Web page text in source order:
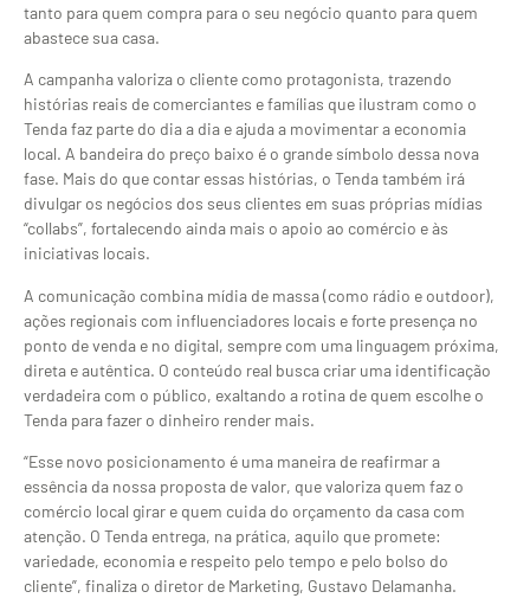
tanto para quem compra para o seu negócio quanto para quem
abastece sua casa.
A campanha valoriza o cliente como protagonista, trazendo
histórias reais de comerciantes e famílias que ilustram como o
Tenda faz parte do dia a dia e ajuda a movimentar a economia
local. A bandeira do preço baixo é o grande símbolo dessa nova
fase. Mais do que contar essas histórias, o Tenda também irá
divulgar os negócios dos seus clientes em suas próprias mídias
“collabs”, fortalecendo ainda mais o apoio ao comércio e às
iniciativas locais.
A comunicação combina mídia de massa (como rádio e outdoor),
ações regionais com influenciadores locais e forte presença no
ponto de venda e no digital, sempre com uma linguagem próxima,
direta e autêntica. O conteúdo real busca criar uma identificação
verdadeira com o público, exaltando a rotina de quem escolhe o
Tenda para fazer o dinheiro render mais.
“Esse novo posicionamento é uma maneira de reafirmar a
essência da nossa proposta de valor, que valoriza quem faz o
comércio local girar e quem cuida do orçamento da casa com
atenção. O Tenda entrega, na prática, aquilo que promete:
variedade, economia e respeito pelo tempo e pelo bolso do
cliente”, finaliza o diretor de Marketing, Gustavo Delamanha.